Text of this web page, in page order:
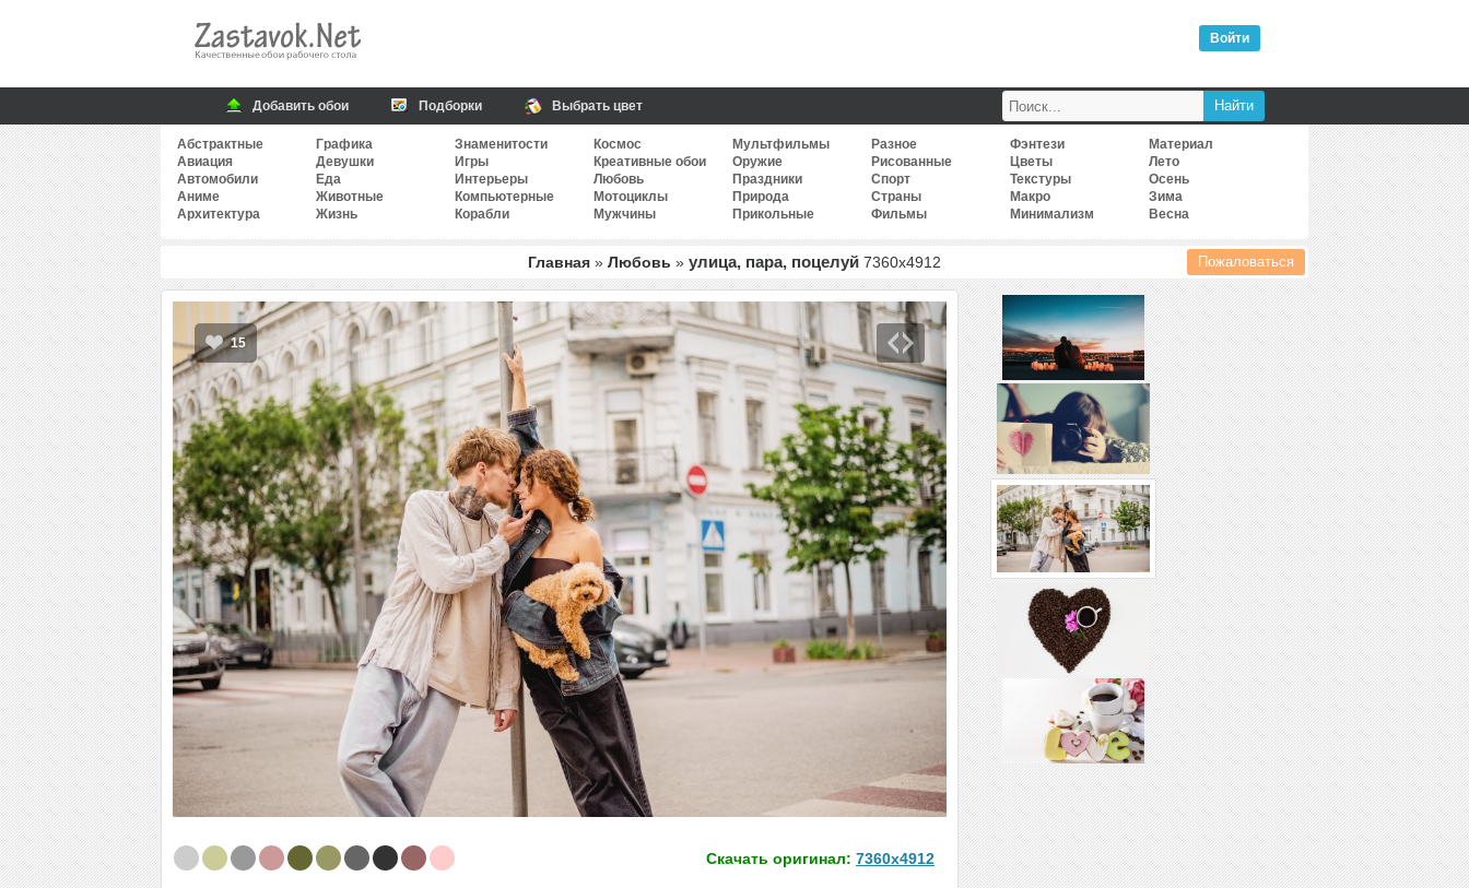
Войти
Добавить обои Подборки Выбрать цвет
Абстрактные
Авиация
Автомобили
Аниме
Архитектура
Графика
Девушки
Еда
Животные
Жизнь
Знаменитости
Игры
Интерьеры
Компьютерные
Корабли
Космос
Креативные обои
Любовь
Мотоциклы
Мужчины
Мультфильмы
Оружие
Праздники
Природа
Прикольные
Разное
Рисованные
Спорт
Страны
Фильмы
Фэнтези
Цветы
Текстуры
Макро
Минимализм
Материал
Лето
Осень
Зима
Весна
Главная » Любовь » улица, пара, поцелуй 7360x4912 Пожаловаться
15
Скачать оригинал: 7360x4912